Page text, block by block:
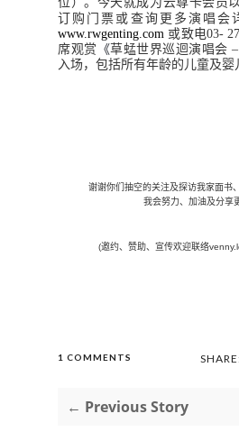
订购门票或查询更多演唱会
www.rwgenting.com 或致电03-
席观赏 《草蜢世界巡迴演唱会 –
入场，包括所有年龄的儿童及婴
谢谢你们抽空的关注及探访我家面书
我会努力、加油及分享
(邀约、赞助、宣传欢迎联络
1 COMMENTS
← Previous Story